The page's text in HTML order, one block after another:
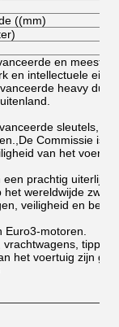
((mm)
en meest
en intellectuele
heavy
sleutels,
Commissie is
van het
prachtig uiterlijk;
wereldwijde
veiligheid en
motoren.
het voertuig zijn